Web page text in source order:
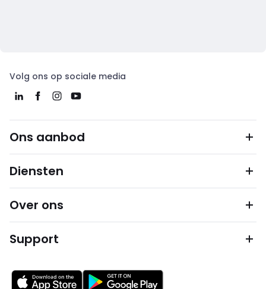
Volg ons op sociale media
Ons aanbod
Diensten
Over ons
Support